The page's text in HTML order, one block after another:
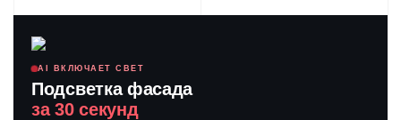
AI ВКЛЮЧАЕТ СВЕТ
Подсветка фасада
за 30 секунд